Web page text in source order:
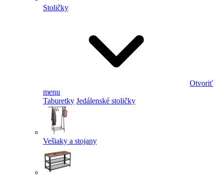
Stoličky
Otvoriť
menu
Taburetky Jedálenské stoličky
Vešiaky a stojany